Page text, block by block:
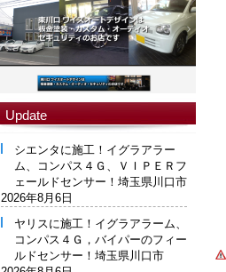
Update
シエンタに施工！イグラアラー
ム、コンパス４Ｇ、ＶＩＰＥＲフ
ェールドセンサー！埼玉県川口市
2026年8月6日
ヤリスに施工！イグラアラーム、
コンパス４Ｇ，バイパーのフィー
ルドセンサー！埼玉県川口市